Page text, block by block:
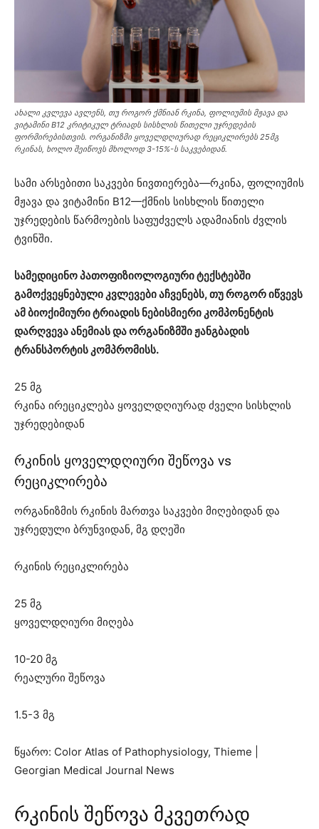
ახალი კვლევა ავლენს, თუ როგორ ქმნიან რკინა, ფოლიუმის მჟავა და
ვიტამინი B12 კრიტიკულ ტრიადს სისხლის წითელი უჯრედების
ფორმირებისთვის. ორგანიზმი ყოველდღიურად რეციკლირებს 25მგ
რკინას, ხოლო შეიწოვს მხოლოდ 3-15%-ს საკვებიდან.
სამი არსებითი საკვები ნივთიერება—რკინა, ფოლიუმის
მჟავა და ვიტამინი B12—ქმნის სისხლის წითელი
უჯრედების წარმოების საფუძველს ადამიანის ძვლის
ტვინში.
სამედიცინო პათოფიზიოლოგიური ტექსტებში
გამოქვეყნებული კვლევები აჩვენებს, თუ როგორ იწვევს
ამ ბიოქიმიური ტრიადის ნებისმიერი კომპონენტის
დარღვევა ანემიას და ორგანიზმში ჟანგბადის
ტრანსპორტის კომპრომისს.
25 მგ
რკინა ირეციკლება ყოველდღიურად ძველი სისხლის
უჯრედებიდან
რკინის ყოველდღიური შეწოვა vs
რეციკლირება
ორგანიზმის რკინის მართვა საკვები მიღებიდან და
უჯრედული ბრუნვიდან, მგ დღეში
რკინის რეციკლირება
25 მგ
ყოველდღიური მიღება
10-20 მგ
რეალური შეწოვა
1.5-3 მგ
წყარო: Color Atlas of Pathophysiology, Thieme |
Georgian Medical Journal News
რკინის შეწოვა მკვეთრად